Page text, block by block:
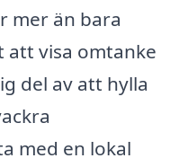
mer än bara
att visa omtanke
del av att hylla
med en lokal